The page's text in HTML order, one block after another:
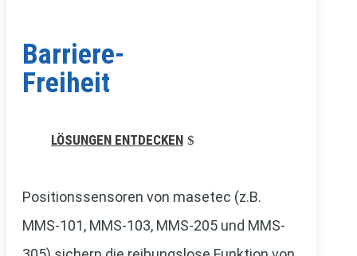
Barriere­-
Freiheit
LÖSUNGEN ENTDECKEN
Positionssensoren von masetec (z.B.
MMS-101, MMS-103, MMS-205 und MMS-